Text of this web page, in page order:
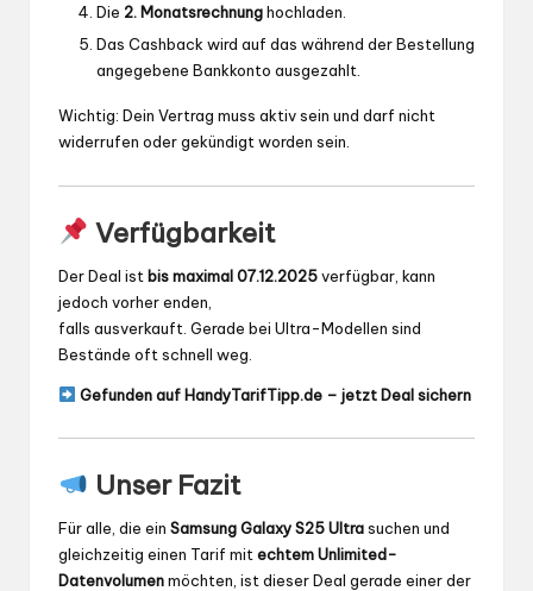
Die 2. Monatsrechnunghochladen.
Das Cashback wird auf das während der Bestellung
angegebene Bankkonto ausgezahlt.
Wichtig: Dein Vertrag muss aktiv sein und darf nicht
widerrufen oder gekündigt worden sein.
Verfügbarkeit
Der Deal ist bis maximal 07.12.2025verfügbar, kann
jedoch vorher enden,
falls ausverkauft. Gerade bei Ultra-Modellen sind
Bestände oft schnell weg.
Gefunden auf HandyTarifTipp.de – jetzt Deal sichern
Unser Fazit
Für alle, die ein Samsung Galaxy S25 Ultrasuchen und
gleichzeitig einen Tarif mit echtem Unlimited-
Datenvolumenmöchten, ist dieser Deal gerade einer der